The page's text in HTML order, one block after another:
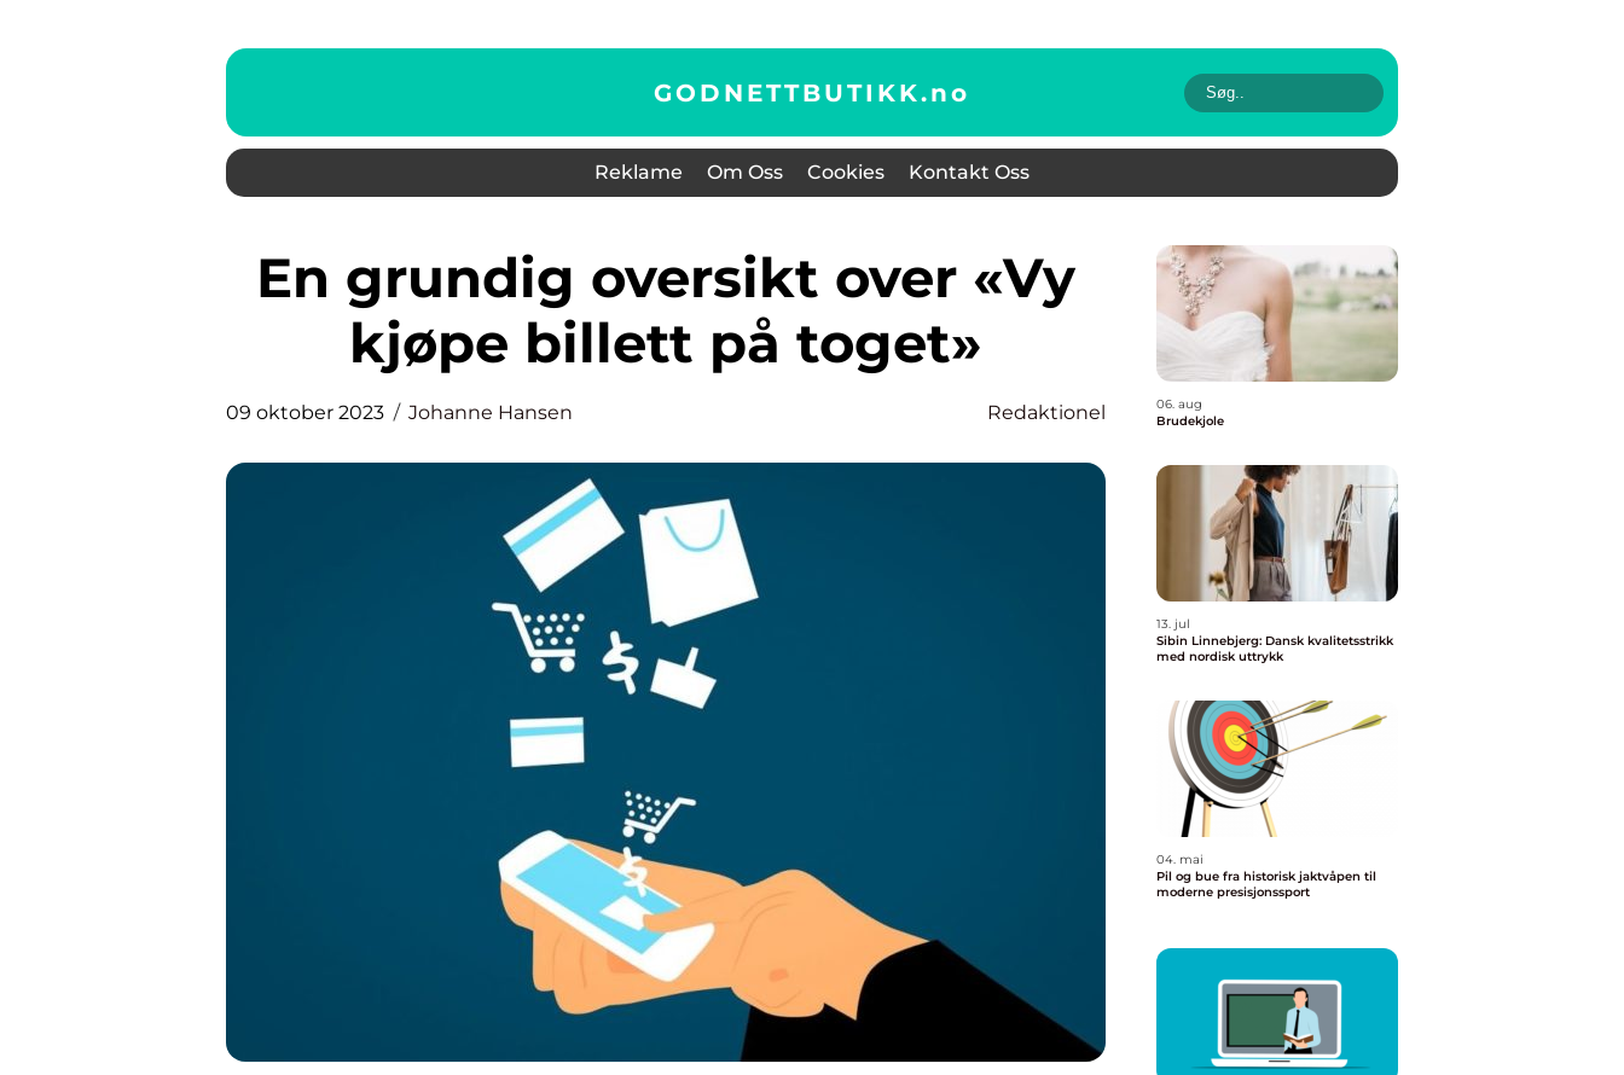
GODNETTBUTIKK.no
Reklame Om Oss Cookies Kontakt Oss
En grundig oversikt over «Vy
kjøpe billett på toget»
09 oktober 2023 Johanne Hansen Redaktionel
06. aug
Brudekjole
13. jul
Sibin Linnebjerg: Dansk kvalitetsstrikk
med nordisk uttrykk
04. mai
Pil og bue fra historisk jaktvåpen til
moderne presisjonssport